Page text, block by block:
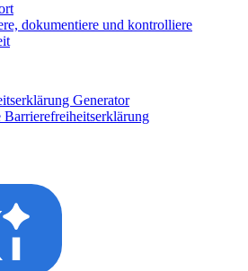
dokumentiere und kontrolliere
Generator
Barrierefreiheitserklärung